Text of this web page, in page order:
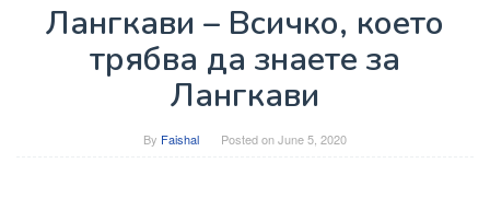
Лангкави – Всичко, което
трябва да знаете за
Лангкави
By Faishal Posted onJune 5, 2020